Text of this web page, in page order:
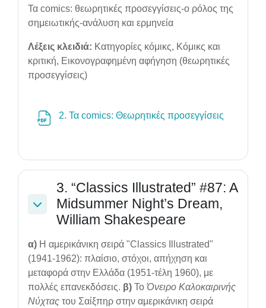
Τα comics: θεωρητικές προσεγγίσεις-ο ρόλος της
σημειωτικής-ανάλυση και ερμηνεία
Λέξεις κλειδιά: Κατηγορίες κόμικς, Κόμικς και
κριτική, Εικονογραφημένη αφήγηση (θεωρητικές
προσεγγίσεις)
2. Τα comics: Θεωρητικές προσεγγίσεις
Collapse
3. “Classics Illustrated” #87: A
Midsummer Night’s Dream,
William Shakespeare
α) Η αμερικάνικη σειρά "Classics Illustrated"
(1941-1962): πλαίσιο, στόχοι, απήχηση και
μεταφορά στην Ελλάδα (1951-τέλη 1960), με
πολλές επανεκδόσεις. β) Το Όνειρο Καλοκαιρινής
Νύχτας του Σαίξπηρ στην αμερικάνικη σειρά